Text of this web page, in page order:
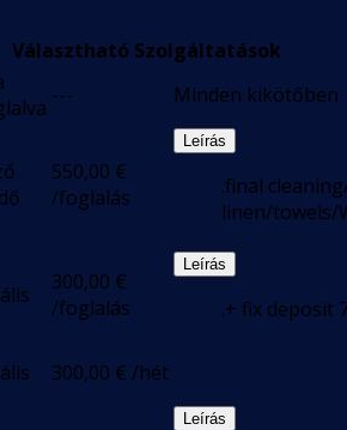
Választható Szolgáltatások
--- Minden kikötőben
550,00 €
/foglalás
Leírás
.final
linen/towels/
300,00 €
/foglalás
Leírás
.+ fix deposit
300,00 € /hét
Leírás